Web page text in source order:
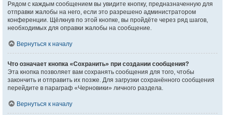
Рядом с каждым сообщением вы увидите кнопку, предназначенную для
отправки жалобы на него, если это разрешено администратором
конференции. Щёлкнув по этой кнопке, вы пройдёте через ряд шагов,
необходимых для оправки жалобы на сообщение.
Вернуться к началу
Что означает кнопка «Сохранить» при создании сообщения?
Эта кнопка позволяет вам сохранять сообщения для того, чтобы
закончить и отправить их позже. Для загрузки сохранённого сообщения
перейдите в параграф «Черновики» личного раздела.
Вернуться к началу